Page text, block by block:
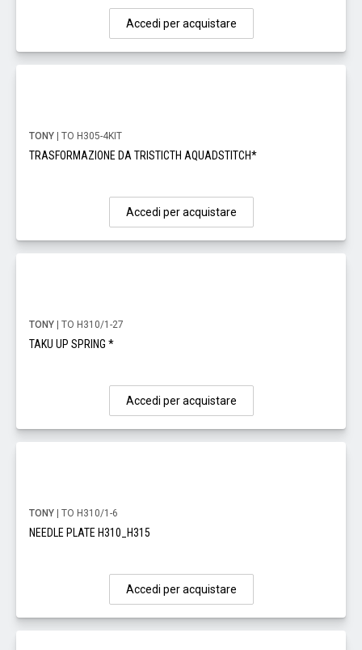
Accedi per acquistare
TONY | TO H305-4KIT
TRASFORMAZIONE DA TRISTICTH AQUADSTITCH*
Accedi per acquistare
TONY | TO H310/1-27
TAKU UP SPRING *
Accedi per acquistare
TONY | TO H310/1-6
NEEDLE PLATE H310_H315
Accedi per acquistare